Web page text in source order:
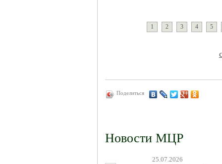
1 2 3 4 5
Поделиться
Новости МЦР
25.07.2026